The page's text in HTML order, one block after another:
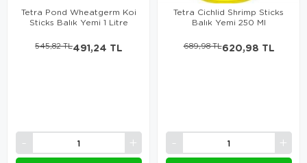
Tetra Pond Wheatgerm Koi
Sticks Balık Yemi 1 Litre
491,24 TL
545,82 TL
Tetra Cichlid Shrimp Sticks
Balık Yemi 250 Ml
620,98 TL
689,98 TL